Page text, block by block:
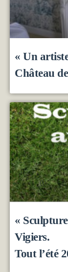
« Un
Château
«
Vigiers.
Tout l’été